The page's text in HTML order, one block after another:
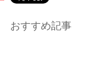
おすすめ記事